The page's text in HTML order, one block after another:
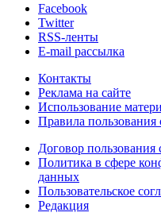
Facebook
Twitter
RSS-ленты
E-mail рассылка
Контакты
Реклама на сайте
Использование
Правила пользования
Договор пользования
Политика в сфере
данных
Пользовательское
Редакция